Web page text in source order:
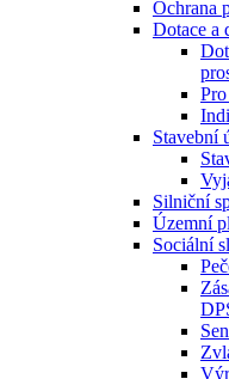
Ochrana
Dotace a
Stavební
Silniční
Územní
Sociální